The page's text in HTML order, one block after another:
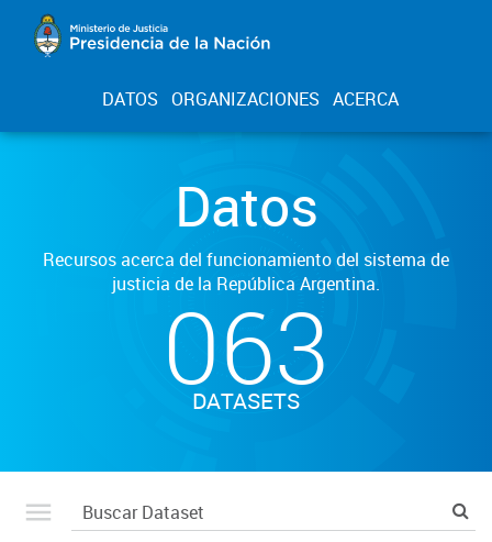
DATOS ORGANIZACIONES ACERCA
Datos
Recursos acerca del funcionamiento del sistema de
justicia de la República Argentina.
063
DATASETS